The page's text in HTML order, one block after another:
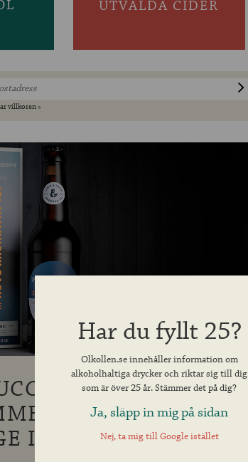
UTVALDA CIDER
villkoren »
MED
TILLBAKA TILL
I APRIL!
Har du fyllt 25?
Olkollen.se innehåller information om
alkoholhaltiga drycker och riktar sig till dig
som är över 25 år. Stämmer det på dig?
Ja, släpp in mig på sidan
Nej, ta mig till Google istället